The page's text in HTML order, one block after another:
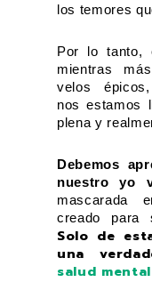
los temores
Por lo tanto,
mientras
velos épicos,
nos estamos
plena y
Debemos
nuestro yo
mascarada
creado para
Solo de
una
salud